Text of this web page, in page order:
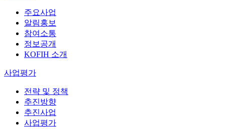
주요사업
알림홍보
참여소통
정보공개
KOFIH 소개
사업평가
전략 및 정책
추진방향
추진사업
사업평가